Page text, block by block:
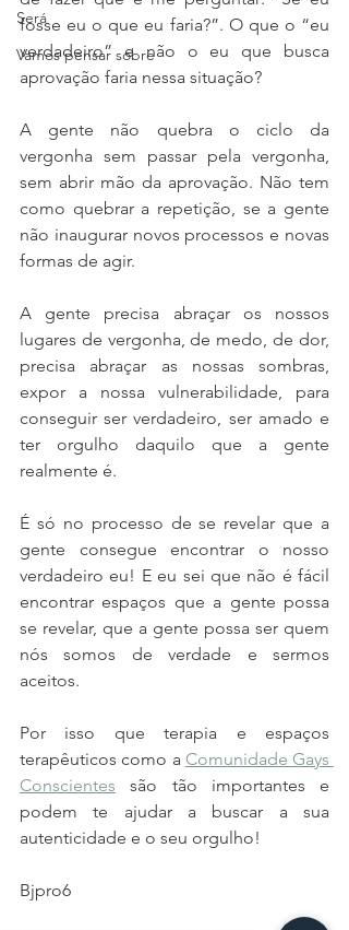
Será
Vamos pensar sobre
fosse eu o que eu faria?”. O que o “eu
verdadeiro” e não o eu que busca
aprovação faria nessa situação?
A gente não quebra o ciclo da
vergonha sem passar pela vergonha,
sem abrir mão da aprovação. Não tem
como quebrar a repetição, se a gente
não inaugurar novos processos e novas
formas de agir.
A gente precisa abraçar os nossos
lugares de vergonha, de medo, de dor,
precisa abraçar as nossas sombras,
expor a nossa vulnerabilidade, para
conseguir ser verdadeiro, ser amado e
ter orgulho daquilo que a gente
realmente é.
É só no processo de se revelar que a
gente consegue encontrar o nosso
verdadeiro eu! E eu sei que não é fácil
encontrar espaços que a gente possa
se revelar, que a gente possa ser quem
nós somos de verdade e sermos
aceitos.
Por isso que terapia e espaços
terapêuticos como a Comunidade Gays
Conscientes são tão importantes e
podem te ajudar a buscar a sua
autenticidade e o seu orgulho!
Bjpro6